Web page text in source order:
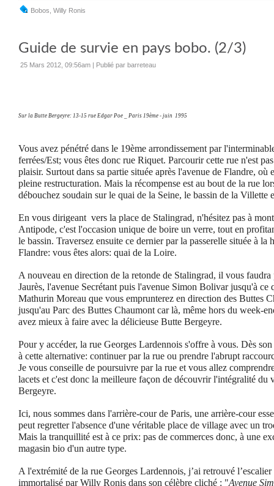
Bobos Willy Ronis
Guide de survie en pays bobo. (2/3)
25 Mars 2012, 09:56am | Publié par barreteau
Sur la Butte Bergeyre: 13-15 rue Edgar Poe _ Paris 19ème - juin 1995
Vous avez pénétré dans le 19ème arrondissement par
ferrées/Est; vous êtes donc rue Riquet. Parcourir cette rue n'est
plaisir. Surtout dans sa partie située après l'avenue de Flandre, où
pleine restructuration. Mais la récompense est au bout de la rue
débouchez soudain sur le quai de la Seine, le bassin de la
En vous dirigeant vers la place de Stalingrad, n'hésitez pas à
Antipode, c'est l'occasion unique de boire un verre, tout en
le bassin. Traversez ensuite ce dernier par la passerelle située à la
Flandre: vous êtes alors: quai de la Loire.
A nouveau en direction de la retonde de Stalingrad, il vous faudra
Jaurès, l'avenue Secrétant puis l'avenue Simon Bolivar jusqu'à ce
Mathurin Moreau que vous emprunterez en direction des Buttes
jusqu'au Parc des Buttes Chaumont car là, même hors du week-
avez mieux à faire avec la délicieuse Butte Bergeyre.
Pour y accéder, la rue Georges Lardennois s'offre à vous. Dès
à cette alternative: continuer par la rue ou prendre l'abrupt
Je vous conseille de poursuivre par la rue et vous allez
lacets et c'est donc la meilleure façon de découvrir l'intégralité du
Bergeyre.
Ici, nous sommes dans l'arrière-cour de Paris, une arrière-cour
peut regretter l'absence d'une véritable place de village avec un
Mais la tranquillité est à ce prix: pas de commerces donc, à une
magasin bio d'un autre type.
A l'extrémité de la rue Georges Lardennois, j’ai retrouvé
immortalisé par Willy Ronis dans son célèbre cliché : "Avenue